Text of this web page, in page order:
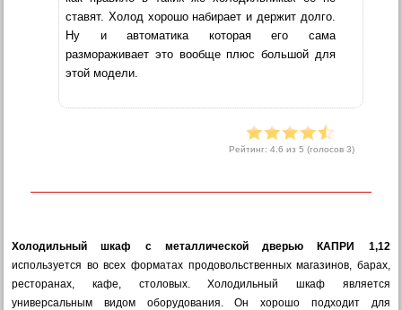
ставят. Холод хорошо набирает и держит долго.
Ну и автоматика которая его сама
размораживает это вообще плюс большой для
этой модели.
Рейтинг: 4.6 из 5 (голосов 3)
Холодильный шкаф c металлической дверью КАПРИ 1,12
используется во всех форматах продовольственных магазинов, барах,
ресторанах, кафе, столовых. Холодильный шкаф является
универсальным видом оборудования. Он хорошо подходит для